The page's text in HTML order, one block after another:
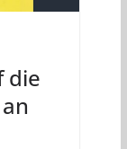
die